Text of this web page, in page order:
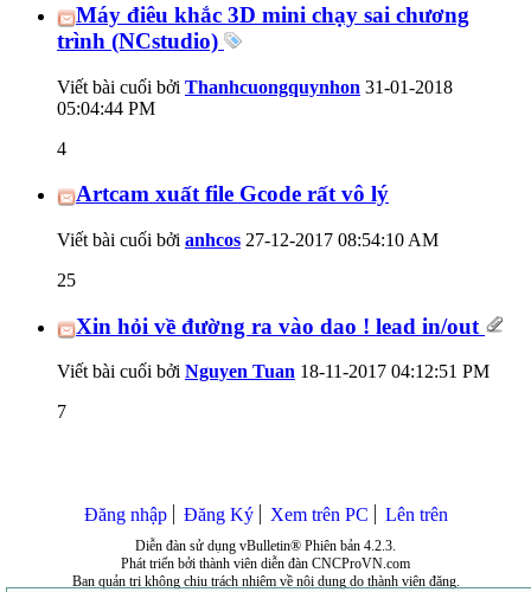
Máy điêu khắc 3D mini chạy sai chương
trình (NCstudio)
Viết bài cuối bởi Thanhcuongquynhon 31-01-2018
05:04:44 PM
4
Artcam xuất file Gcode rất vô lý
Viết bài cuối bởi anhcos 27-12-2017 08:54:10 AM
25
Xin hỏi về đường ra vào dao ! lead in/out
Viết bài cuối bởi Nguyen Tuan 18-11-2017 04:12:51 PM
7
Đăng nhập Đăng Ký Xem trên PC Lên trên
Diễn đàn sử dụng vBulletin® Phiên bản 4.2.3.
Phát triển bởi thành viên diễn đàn CNCProVN.com
Ban quản trị không chịu trách nhiệm về nội dung do thành viên đăng.